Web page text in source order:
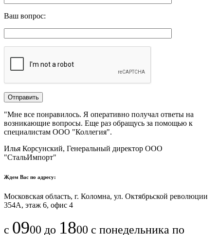
Ваш вопрос:
"Мне все понравилось.​ ​Я оперативно получал ответы на
возникающие вопросы. Еще раз обращусь за помощью к
специалистам ООО "Коллегия".​
Илья Корсунский, Генеральный директор ООО
"СтальИмпорт"
Ждем Вас по адресу:
Московская область, г. Коломна, ул. Октябрьской революции
354А, этаж 6, офис 4
с 0900 до 1800 с понедельника по